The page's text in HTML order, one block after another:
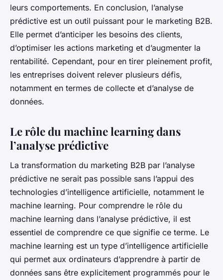
leurs comportements. En conclusion, l’analyse
prédictive est un outil puissant pour le marketing B2B.
Elle permet d’anticiper les besoins des clients,
d’optimiser les actions marketing et d’augmenter la
rentabilité. Cependant, pour en tirer pleinement profit,
les entreprises doivent relever plusieurs défis,
notamment en termes de collecte et d’analyse de
données.
Le rôle du machine learning dans
l’analyse prédictive
La transformation du marketing B2B par l’analyse
prédictive ne serait pas possible sans l’appui des
technologies d’intelligence artificielle, notamment le
machine learning. Pour comprendre le rôle du
machine learning dans l’analyse prédictive, il est
essentiel de comprendre ce que signifie ce terme. Le
machine learning est un type d’intelligence artificielle
qui permet aux ordinateurs d’apprendre à partir de
données sans être explicitement programmés pour le